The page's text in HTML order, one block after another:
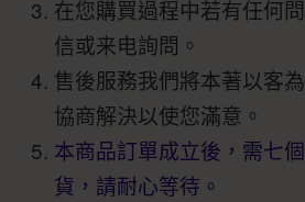
在您購買過程中若有任何
信或来电詢問。
售後服務我們將本著以客
協商解決以使您滿意。
本商品訂單成立後，需七
貨，請耐心等待。